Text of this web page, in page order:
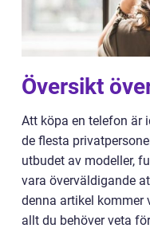
Översikt
Att köpa en telefon är
de flesta
utbudet av modeller,
vara överväldigande
denna artikel kommer
allt du behöver veta